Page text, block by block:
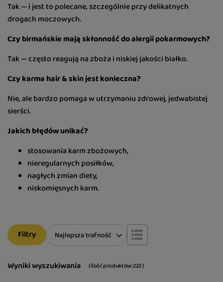
Tak — i jest to polecane, szczególnie przy delikatnych
drogach moczowych.
Czy birmańskie mają skłonność do alergii pokarmowych?
Tak — często reagują na zboża i niskiej jakości białko.
Czy karma hair & skin jest konieczna?
Nie, ale bardzo pomaga w utrzymaniu zdrowej, jedwabistej
sierści.
Jakich błędów unikać?
stosowania karm zbożowych,
nieregularnych posiłków,
nagłych zmian diety,
niskomięsnych karm.
Wyniki wyszukiwania ( ilość produktów:222)
Zmień sortowanie
Najlepsza trafność
Filtry